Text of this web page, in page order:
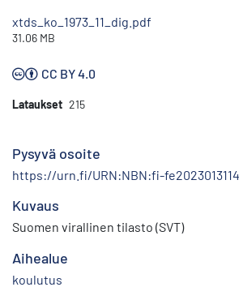
xtds_ko_1973_11_dig.pdf
31.06 MB
CC BY 4.0
Lataukset 215
Pysyvä osoite
https://urn.fi/URN:NBN:fi-
Kuvaus
Suomen virallinen tilasto (SVT)
Aihealue
koulutus